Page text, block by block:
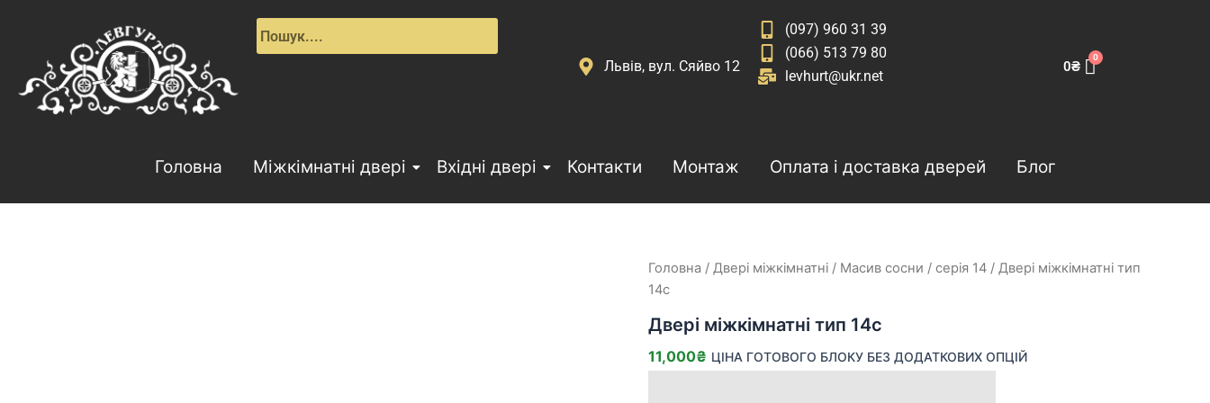
Львів, вул. Сяйво 12
(097) 960 31 39
(066) 513 79 80
levhurt@ukr.net
0₴
Головна Міжкімнатні двері Вхідні двері Контакти Монтаж Оплата і доставка дверей Блог
Головна / Двері міжкімнатні / Масив сосни / серія 14 / Двері міжкімнатні тип
14с
Двері міжкімнатні тип 14с
11,000₴ ЦІНА ГОТОВОГО БЛОКУ БЕЗ ДОДАТКОВИХ ОПЦІЙ
Двері
міжкімнатні
14с
кількість